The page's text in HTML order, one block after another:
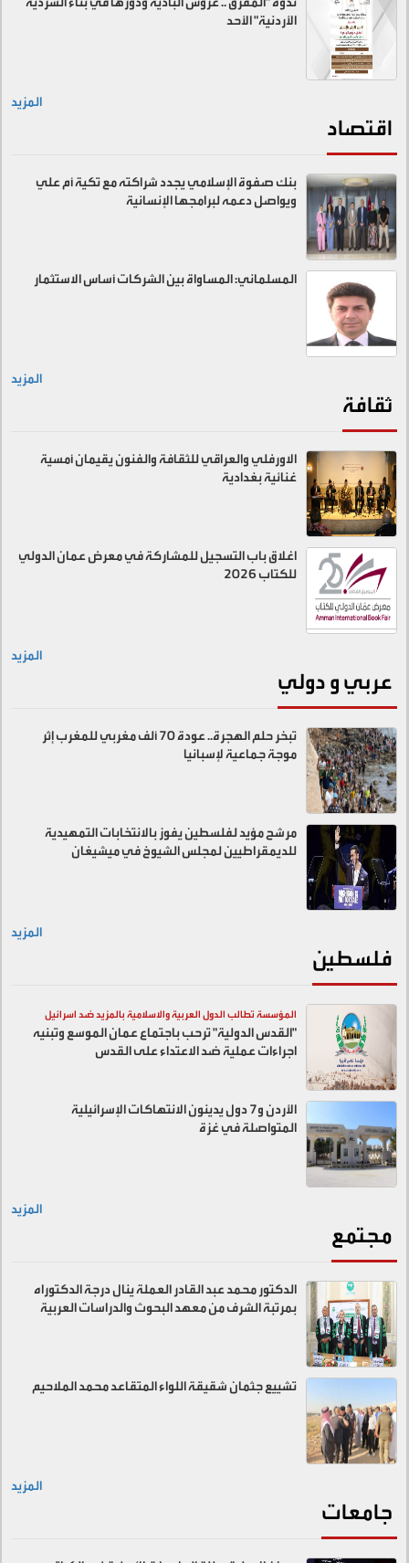
الأردنية" الأحد
المزيد
اقتصاد
بنك صفوة الإسلامي يجدد شراكته مع تكية أم علي
ويواصل دعمه لبرامجها الإنسانية
المسلماني: المساواة بين الشركات أساس الاستثمار
المزيد
ثقافة
الاورفلي والعراقي للثقافة والفنون يقيمان أمسية
غنائية بغدادية
اغلاق باب التسجيل للمشاركة في معرض عمان الدولي
للكتاب 2026
المزيد
عربي و دولي
تبخر حلم الهجرة.. عودة 70 ألف مغربي للمغرب إثر
موجة جماعية لإسبانيا
مرشح مؤيد لفلسطين يفوز بالانتخابات التمهيدية
للديمقراطيين لمجلس الشيوخ في ميشيغان
المزيد
فلسطين
المؤسسة تطالب الدول العربية والاسلامية بالمزيد ضد اسرائيل
"القدس الدولية" ترحب باجتماع عمان الموسع وتبنيه
اجراءات عملية ضد الاعتداء على القدس
الأردن و7 دول يدينون الانتهاكات الإسرائيلية
المتواصلة في غزة
المزيد
مجتمع
الدكتور محمد عبد القادر العملة ينال درجة الدكتوراه
بمرتبة الشرف من معهد البحوث والدراسات العربية
تشييع جثمان شقيقة اللواء المتقاعد محمد الملاحيم
المزيد
جامعات